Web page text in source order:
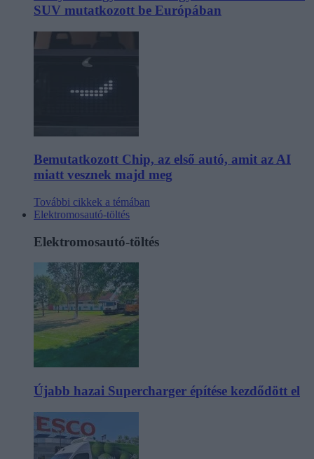
SUV mutatkozott be Európában
Bemutatkozott Chip, az első autó, amit az AI
miatt vesznek majd meg
További cikkek a témában
Elektromosautó-töltés
Elektromosautó-töltés
Újabb hazai Supercharger építése kezdődött el